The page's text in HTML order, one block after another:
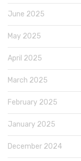
June 2025
May 2025
April 2025
March 2025
February 2025
January 2025
December 2024